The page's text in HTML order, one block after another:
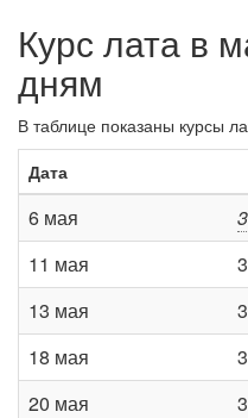
Курс лата в
дням
В таблице показаны курсы
Дата
6 мая
11 мая
13 мая
18 мая
20 мая